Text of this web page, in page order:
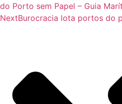
do Porto sem Papel – Guia
NextBurocracia lota portos do